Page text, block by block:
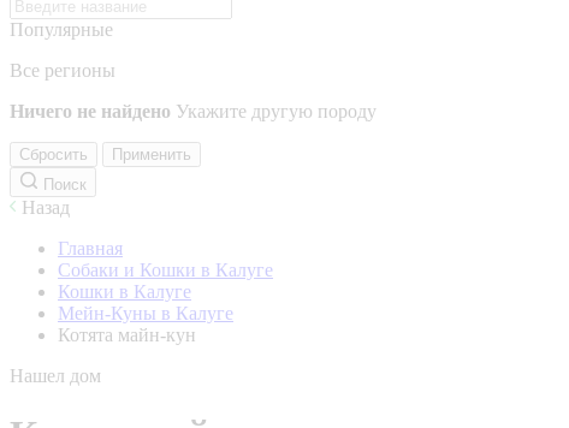
Популярные
Все регионы
Ничего не найдено Укажите другую породу
Сбросить
Применить
Поиск
Назад
Главная
Собаки и Кошки в Калуге
Кошки в Калуге
Мейн-Куны в Калуге
Котята майн-кун
Нашел дом